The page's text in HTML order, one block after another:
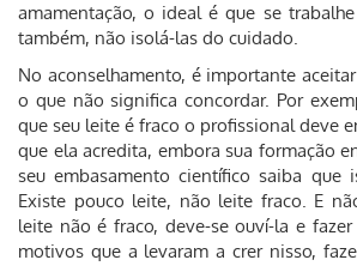
amamentação, o ideal é que se
também, não isolá-las do cuidado.
No aconselhamento, é importante
o que não significa concordar. Por
que seu leite é fraco o profissional deve
que ela acredita, embora sua formação
seu embasamento científico saiba que
Existe pouco leite, não leite fraco. E
leite não é fraco, deve-se ouví-la e
motivos que a levaram a crer nisso,